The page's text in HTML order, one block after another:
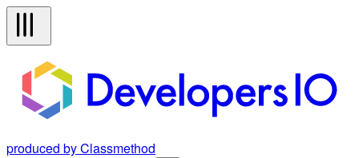
produced by Classmethod